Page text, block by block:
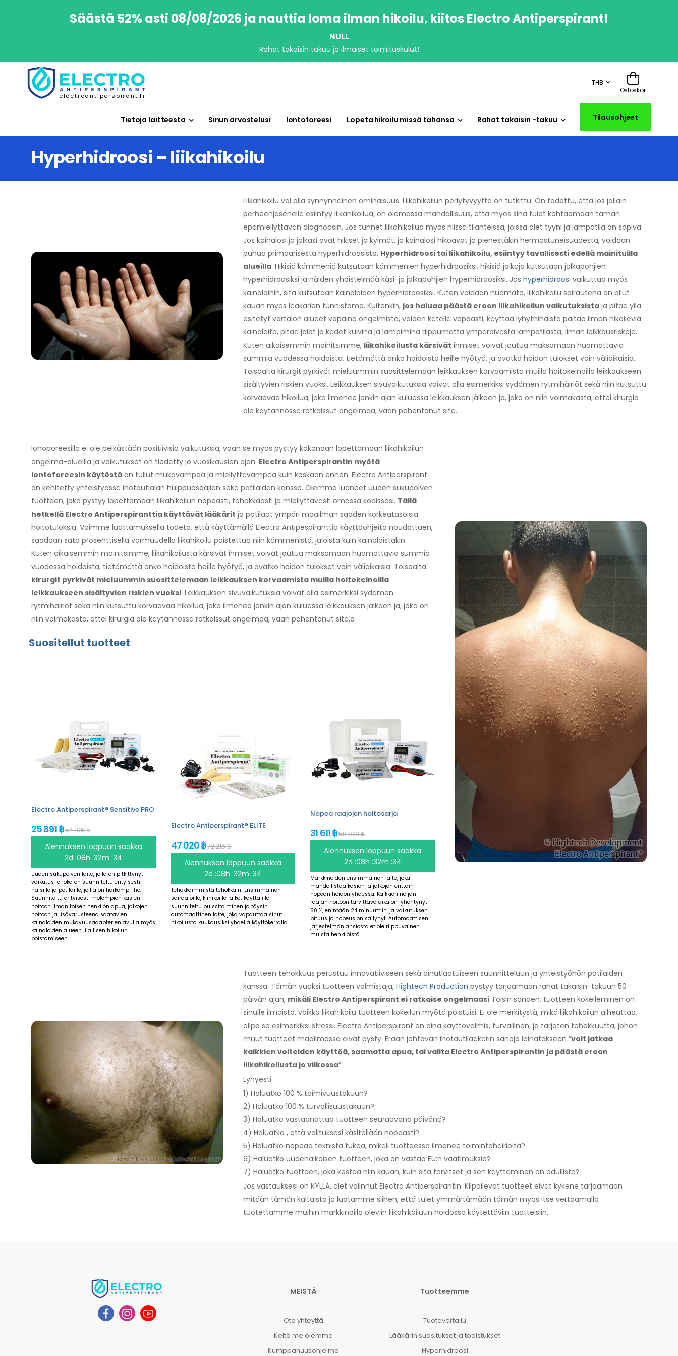
Säästä 52% asti 08/08/2026 ja nauttia loma ilman hikoilu, kiitos Electro Antiperspirant!
NULL
Rahat takaisin takuu ja ilmaiset toimituskulut!
electroantiperspirant.fi
THB
Ostoskori
Tietoja laitteesta Sinun arvostelusi Iontoforeesi Lopeta hikoilu missä tahansa Rahat takaisin -takuu Tilausohjeet
Hyperhidroosi – liikahikoilu
Liikahikoilu voi olla synnynnäinen ominaisuus. Liikahikoilun periytyvyyttä on tutkittu. On todettu, että jos jollain
perheenjäsenellä esiintyy liikahikoilua, on olemassa mahdollisuus, että myös sinä tulet kohtaamaan tämän
epämiellyttävän diagnoosin. Jos tunnet liikahikoilua myös niissä tilanteissa, joissa olet tyyni ja lämpötila on sopiva.
Jos kainalosi ja jalkasi ovat hikiset ja kylmät, ja kainalosi hikoavat jo pienestäkin hermostuneisuudesta, voidaan
puhua primaarisesta hyperhidroosista. Hyperhidroosi tai liikahikoilu, esiintyy tavallisesti edellä mainituilla
alueilla. Hikisiä kämmeniä kutsutaan kämmenien hyperhidroosiksi, hikisiä jalkoja kutsutaan jalkapohjien
hyperhidroosiksi ja näiden yhdistelmää käsi-ja jalkapohjien hyperhidroosiksi. Jos hyperhidroosi vaikuttaa myös
kainaloihin, sitä kutsutaan kainaloiden hyperhidroosiksi. Kuten voidaan huomata, liikahikoilu sairautena on ollut
kauan myös lääkärien tunnistama. Kuitenkin, jos haluaa päästä eroon liikahikoilun vaikutuksistaja pitää yllä
esitetyt vartalon alueet vapaina ongelmista, voiden kätellä vapaasti, käyttää lyhythihaista paitaa ilman hikoilevia
kainaloita, pitää jalat ja kädet kuivina ja lämpiminä riippumatta ympäröivästä lämpötilasta, ilman leikkausriskejä.
Kuten aikaisemmin mainitsimme, liikahikoilusta kärsivät ihmiset voivat joutua maksamaan huomattavia
summia vuodessa hoidoista, tietämättä onko hoidoista heille hyötyä, ja ovatko hoidon tulokset vain väliaikaisia.
Toisaalta kirurgit pyrkivät mieluummin suosittelemaan leikkauksen korvaamista muilla hoitokeinoilla leikkaukseen
sisältyvien riskien vuoksi. Leikkauksen sivuvaikutuksia voivat olla esimerkiksi sydämen rytmihäiriöt sekä niin kutsuttu
korvaavaa hikoilua, joka ilmenee jonkin ajan kuluessa leikkauksen jälkeen ja, joka on niin voimakasta, ettei kirurgia
ole käytännössä ratkaissut ongelmaa, vaan pahentanut sitä.
Ionoporeesilla ei ole pelkästään positiivisia vaikutuksia, vaan se myös pystyy kokonaan lopettamaan liikahikoilun
ongelma-alueilla ja vaikutukset on tiedetty jo vuosikausien ajan. Electro Antiperspirantin myötä
iontoforeesin käytöstä on tullut mukavampaa ja miellyttävämpää kuin koskaan ennen. Electro Antiperspirant
on kehitetty yhteistyössä ihotautialan huippuosaajien sekä potilaiden kanssa. Olemme luoneet uuden sukupolven
tuotteen, joka pystyy lopettamaan liikahikoilun nopeasti, tehokkaasti ja miellyttävästi omassa kodissasi. Tällä
hetkellä Electro Antiperspiranttia käyttävät lääkärit ja potilaat ympäri maailman saaden korkeatasoisia
hoitotuloksia. Voimme luottamuksella todeta, että käyttämällä Electro Antipespiranttia käyttöohjeita noudattaen,
saadaan sata prosenttisella varmuudella liikahikoilu poistettua niin kämmenistä, jaloista kuin kainaloistakin.
Kuten aikaisemmin mainitsimme, liikahikoilusta kärsivät ihmiset voivat joutua maksamaan huomattavia summia
vuodessa hoidoista, tietämättä onko hoidoista heille hyötyä, ja ovatko hoidon tulokset vain väliaikaisia. Toisaalta
kirurgit pyrkivät mieluummin suosittelemaan leikkauksen korvaamista muilla hoitokeinoilla
leikkaukseen sisältyvien riskien vuoksi. Leikkauksen sivuvaikutuksia voivat olla esimerkiksi sydämen
rytmihäiriöt sekä niin kutsuttu korvaavaa hikoilua, joka ilmenee jonkin ajan kuluessa leikkauksen jälkeen ja, joka on
niin voimakasta, ettei kirurgia ole käytännössä ratkaissut ongelmaa, vaan pahentanut sitä.a
Suositellut tuotteet
Electro Antiperspirant® Sensitive PRO
25 891 ฿54 195 ฿
Alennuksen loppuun saakka
2d :08h :32m :34
Uuden sukupolven laite, jolla on pitkittynyt
vaikutus ja joka on suunniteltu erityisesti
naisille ja potilaille, joilla on herkempi iho.
Suunniteltu erityisesti molempien käsien
hoitoon ilman toisen henkilön apua, jalkojen
hoitoon ja lisävarusteena saatavien
kainaloiden mukavuusadapterien avulla myös
kainaloiden alueen liiallisen hikoilun
poistamiseen.
Electro Antiperspirant® ELITE
47 020 ฿ 72 216 ฿
Alennuksen loppuun saakka
2d :08h :32m :34
Tehokkaimmista tehokkain! Ensimmäinen
sairaaloille, klinikoille ja kotikäyttäjille
suunniteltu pulssitoiminen ja täysin
automaattinen laite, joka vapauttaa sinut
hikoilusta kuukausiksi yhdellä käyttökerralla.
Nopea raajojen hoitosarja
31 611 ฿58 923 ฿
Alennuksen loppuun saakka
2d :08h :32m :34
Markkinoiden ensimmäinen laite, joka
mahdollistaa käsien ja jalkojen erittäin
nopean hoidon yhdessä. Kaikkien neljän
raajan hoitoon tarvittava aika on lyhentynyt
50 %, enintään 24 minuuttiin, ja vaikutuksen
pituus ja nopeus on säilynyt. Automaattisen
järjestelmän ansiosta et ole riippuvainen
muista henkilöistä.
Tuotteen tehokkuus perustuu innovatiiviseen sekä ainutlaatuiseen suunnitteluun ja yhteistyöhön potilaiden
kanssa. Tämän vuoksi tuotteen valmistaja, Hightech Production pystyy tarjoamaan rahat takaisin-takuun 50
päivän ajan, mikäli Electro Antiperspirant ei ratkaise ongelmaasiToisin sanoen, tuotteen kokeileminen on
sinulle ilmaista, vaikka liikahikoilu tuotteen kokeilun myötä poistuisi. Ei ole merkitystä, mikä liikahikoilun aiheuttaa,
olipa se esimerkiksi stressi. Electro Antiperspirant on aina käyttövalmis, turvallinen, ja tarjoten tehokkuutta, johon
muut tuotteet maailmassa eivät pysty. Erään johtavan ihotautilääkärin sanoja lainatakseen ”voit jatkaa
kaikkien voiteiden käyttöä, saamatta apua, tai valita Electro Antiperspirantin ja päästä eroon
liikahikoilusta jo viikossa”.
Lyhyesti:
1) Haluatko 100 % toimivuustakuun?
2) Haluatko 100 % turvallisuustakuun?
3) Haluatko vastaanottaa tuotteen seuraavana päivänä?
4) Haluatko , että valituksesi käsitellään nopeasti?
5) Haluatko nopeaa teknistä tukea, mikäli tuotteessa ilmenee toimintahäiriöitä?
6) Haluatko uudenaikaisen tuotteen, joka on vastaa EU:n vaatimuksia?
7) Haluatko tuotteen, joka kestää niin kauan, kuin sitä tarvitset ja sen käyttäminen on edullista?
Jos vastauksesi on KYLLÄ, olet valinnut Electro Antiperspirantin. Kilpailevat tuotteet eivät kykene tarjoamaan
mitään tämän kaltaista ja luotamme siihen, että tulet ymmärtämään tämän myös itse vertaamalla
tuotettamme muihin markkinoilla oleviin liikahikoiluun hoidossa käytettäviin tuotteisiin.
MEISTÄ
Ota yhteyttä
Keitä me olemme
Kumppanuusohjelma
Tuotteemme
Tuotevertailu
Lääkärin suositukset ja todistukset
Hyperhidroosi